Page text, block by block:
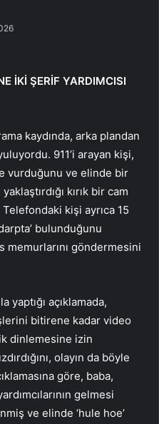
İKİ ŞERİF YARDIMCISI
kaydında, arka plandan
911’i arayan kişi,
vurduğunu ve elinde bir
kırık bir cam
kişi ayrıca 15
bulunduğunu
göndermesini
yaptığı açıklamada,
bitirene kadar video
dinlemesine izin
olayın da böyle
göre, baba,
gelmesi
ve elinde ‘hule hoe’